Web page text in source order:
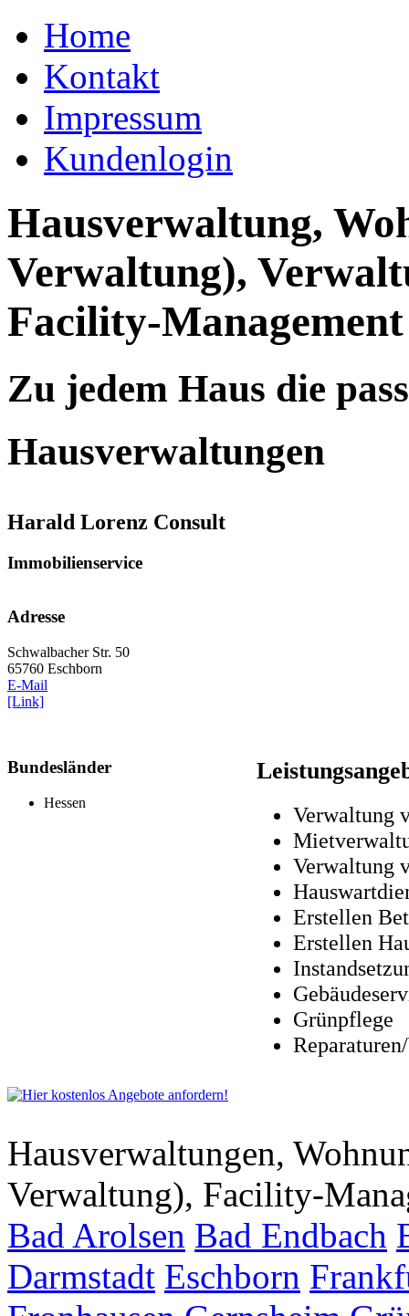
Home
Kontakt
Impressum
Kundenlogin
Hausverwaltung,
Verwaltung),
Facility-Management
Zu jedem Haus die
Hausverwaltungen
Harald Lorenz Consult
Immobilienservice
Adresse
Schwalbacher Str. 50
65760 Eschborn
E-Mail
[Link]
Bundesländer
Hessen
Verwaltung
Verwaltung
Erstellen
Erstellen
Grünpflege
Hausverwaltungen,
Verwaltung), Facility-
Bad Arolsen Bad Endbach
Darmstadt Eschborn